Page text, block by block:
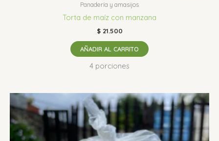
Panadería y amasijos
Torta de maíz con manzana
$21.500
AÑADIR AL CARRITO
4 porciones